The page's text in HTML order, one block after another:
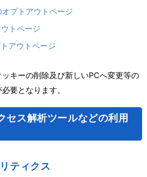
プトアウトページ
トページ
アウトページ
キーの削除及び新しいPCへ変更等の
要となります。
セス解析ツールなどの利用
ティクス